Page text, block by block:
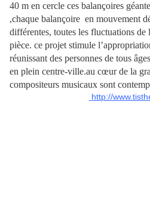
40 m en cercle ces balançoires
,chaque balançoire en mouvement
différentes, toutes les fluctuations de
pièce. ce projet stimule
réunissant des personnes de tous
en plein centre-ville.au cœur de la
compositeurs musicaux sont
http://